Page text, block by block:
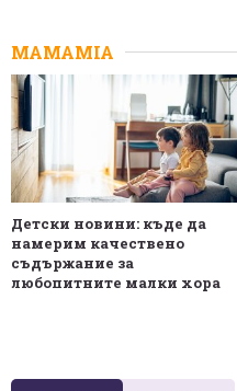
MAMAMIA
Детски новини: къде да
намерим качествено
съдържание за
любопитните малки хора